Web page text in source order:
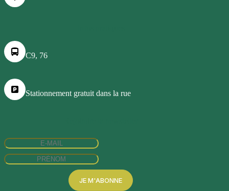
C9, 76
Stationnement gratuit dans la rue
JE M'ABONNE